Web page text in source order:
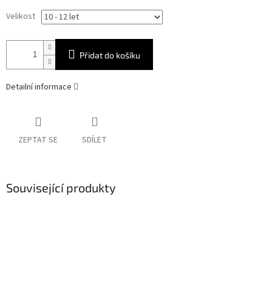
Velikost
Přidat do košíku
Detailní informace
ZEPTAT SE SDÍLET
Související produkty